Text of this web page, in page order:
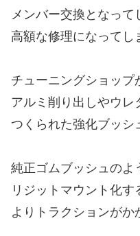
メンバー交換となって
高額な修理になってし
チューニングショップ
アルミ削り出しやウレ
つくられた強化ブッシ
純正ゴムブッシュのよ
リジットマウント化す
よりトラクションがか